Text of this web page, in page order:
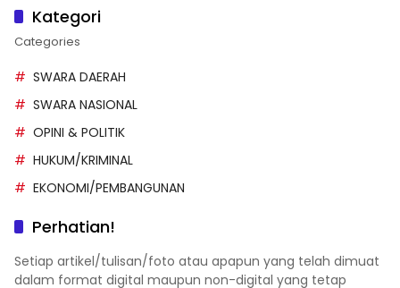
Kategori
Categories
SWARA DAERAH
SWARA NASIONAL
OPINI & POLITIK
HUKUM/KRIMINAL
EKONOMI/PEMBANGUNAN
Perhatian!
Setiap artikel/tulisan/foto atau apapun yang telah dimuat
dalam format digital maupun non-digital yang tetap